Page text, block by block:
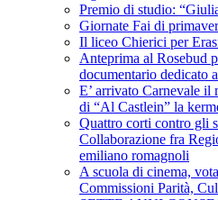
Premio di studio:
Giornate Fai di
Il liceo Chierici per
Anteprima al Rosebud
documentario dedicato
E’ arrivato Carnevale
di “Al Castlein” la
Quattro corti contro gli
Collaborazione fra
emiliano romagnoli
A scuola di cinema,
Commissioni Parità,